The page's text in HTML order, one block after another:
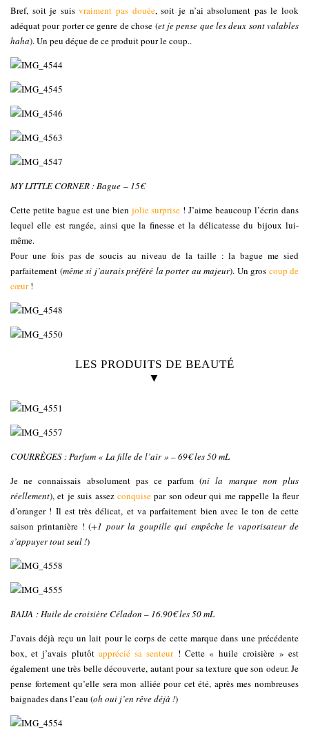
Bref, soit je suisvraiment pas douée, soit je n’ai absolument pas le look
adéquat pour porter ce genre de chose (et je pense que les deux sont valables
haha). Un peu déçue de ce produit pour le coup..
MY LITTLE CORNER : Bague – 15€
Cette petite bague est une bien jolie surprise ! J’aime beaucoup l’écrin dans
lequel elle est rangée, ainsi que la finesse et la délicatesse du bijoux lui-
même.
Pour une fois pas de soucis au niveau de la taille : la bague me sied
parfaitement (même si j’aurais préféré la porter au majeur). Un gros coup de
cœur!
LES PRODUITS DE BEAUTÉ
▼
COURRÈGES : Parfum « La fille de l’air » – 69€ les 50 mL
Je ne connaissais absolument pas ce parfum (ni la marque non plus
réellement), et je suis assez conquisepar son odeur qui me rappelle la fleur
d’oranger ! Il est très délicat, et va parfaitement bien avec le ton de cette
saison printanière ! (+1 pour la goupille qui empêche le vaporisateur de
s’appuyer tout seul !)
BAIJA : Huile de croisière Céladon – 16.90€ les 50 mL
J’avais déjà reçu un lait pour le corps de cette marque dans une précédente
box, et j’avais plutôt apprécié sa senteur! Cette « huile croisière » est
également une très belle découverte, autant pour sa texture que son odeur. Je
pense fortement qu’elle sera mon alliée pour cet été, après mes nombreuses
baignades dans l’eau (oh oui j’en rêve déjà !)